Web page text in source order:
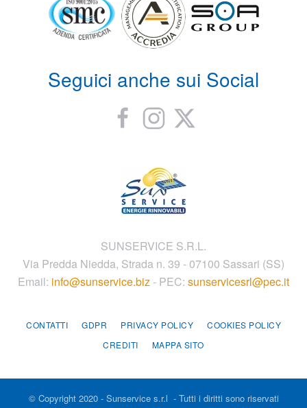
Seguici anche sui Social
SUNSERVICE S.R.L.
Via Predda Niedda, Strada n. 39 - 07100 Sassari (SS)
Email: info@sunservice.biz - PEC: sunservicesrl@pec.it
CONTATTI GDPR PRIVACY POLICY
COOKIES POLICY
CREDITI
MAPPA SITO
© Copyright 2020 - Sunservice s.r.l - Tutti i diritti sono riservati